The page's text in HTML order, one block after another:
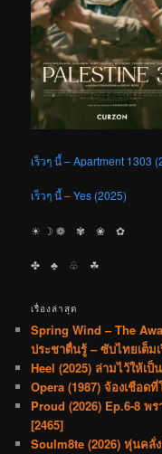
เร็วๆ นี้ – Apartment 1303
เร็วๆ นี้ – Yes (2025)
☀︎ ☽ ❁ ✾ ❀ ✿
✤ ♣︎ ♧ ☘︎
เรื่องล่าสุด
Spring Wind – The
ประชาตื่นรู้ – ซับไทยเต็ม
Heel (2025) ล่ามไว้ให้เป็
Opera (1987) จ้องเชือดที่
Proud (2026) Ep.6-8 พ
[2465]
Soulm8te (2026) หุ่นคลั่